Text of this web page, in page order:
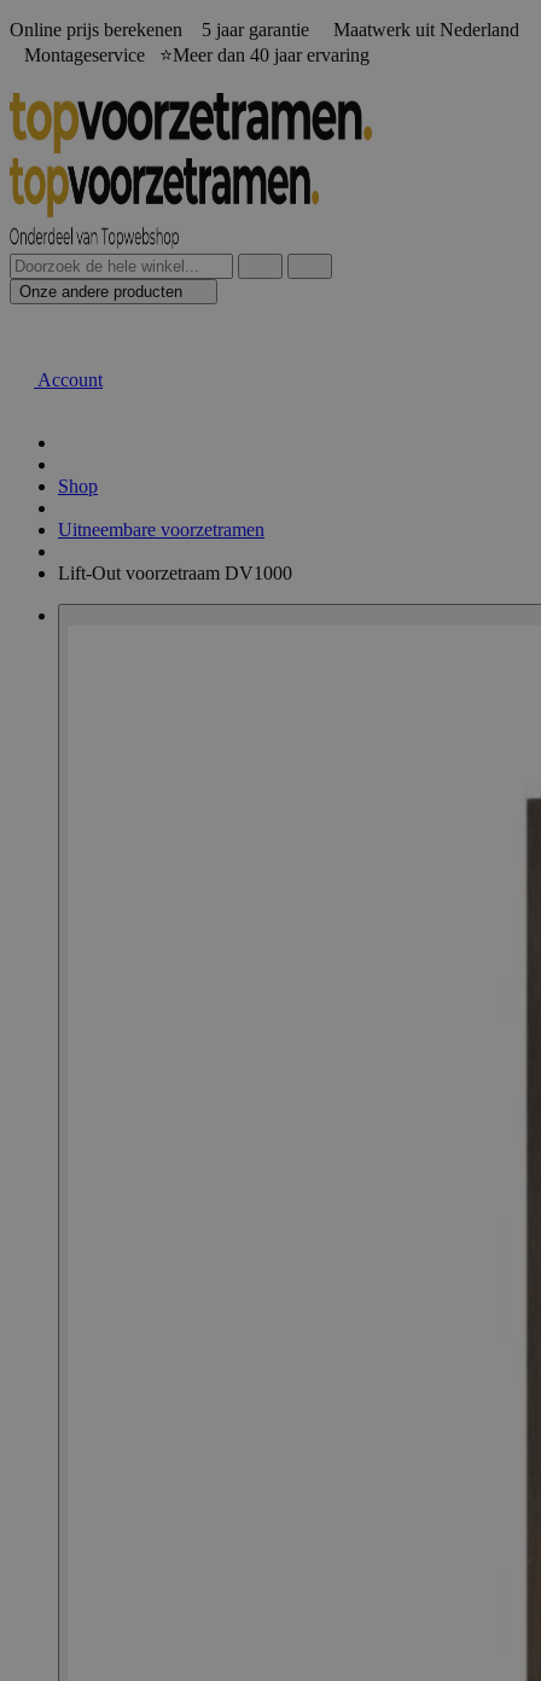
Online prijs berekenen️ 5 jaar garantie Maatwerk uit Nederland
Montageservice ⭐Meer dan 40 jaar ervaring
Onze andere producten
Account
Shop
Uitneembare voorzetramen
Lift-Out voorzetraam DV1000